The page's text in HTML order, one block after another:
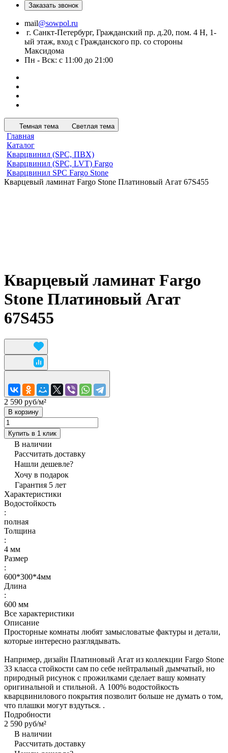
Заказать звонок
mail@sowpol.ru
г. Санкт-Петербург, Гражданский пр. д.20, пом. 4 Н, 1-
ый этаж, вход с Гражданского пр. со стороны
Максидома
Пн - Вск: с 11:00 до 21:00
Темная тема Светлая тема
Главная
Каталог
Кварцвинил (SPC, ПВХ)
Кварцвинил (SPC, LVT) Fargo
Кварцвинил SPC Fargo Stone
Кварцевый ламинат Fargo Stone Платиновый Агат 67S455
Кварцевый ламинат Fargo
Stone Платиновый Агат
67S455
2 590 руб/м²
В корзину
Купить в 1 клик
В наличии
Рассчитать доставку
Нашли дешевле?
Хочу в подарок
Гарантия 5 лет
Характеристики
Водостойкость
:
полная
Толщина
:
4 мм
Размер
:
600*300*4мм
Длина
:
600 мм
Все характеристики
Описание
Просторные комнаты любят замысловатые фактуры и детали,
которые интересно разглядывать.
Например, дизайн Платиновый Агат из коллекции Fargo Stone
33 класса стойкости сам по себе нейтральный дымчатый, но
природный рисунок с прожилками сделает вашу комнату
оригинальной и стильной. А 100% водостойкость
кварцвинилового покрытия позволит больше не думать о том,
что плашки могут вздуться. .
Подробности
2 590 руб/м²
В наличии
Рассчитать доставку